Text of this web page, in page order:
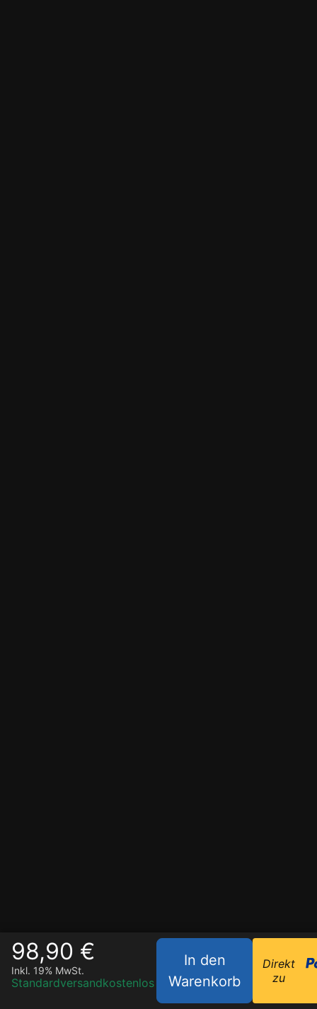
98,90 €
Inkl. 19% MwSt.
Standardversandkostenlos
In den
Warenkorb
Direkt
zu